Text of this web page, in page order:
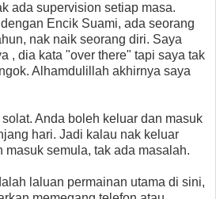
ada supervision setiap masa.
Encik Suami, ada seorang
nak naik seorang diri. Saya
, dia kata "over there" tapi saya tak
Alhamdulillah akhirnya saya
Anda boleh keluar dan masuk
hari. Jadi kalau nak keluar
masuk semula, tak ada masalah.
laluan permainan utama di sini,